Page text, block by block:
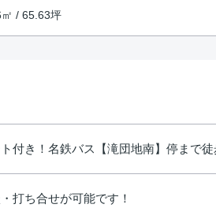
/ 65.63坪
き！名鉄バス【滝団地南】停まで徒
打ち合せが可能です！